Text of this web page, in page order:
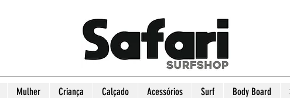
Mulher Criança Calçado Acessórios Surf Body Board